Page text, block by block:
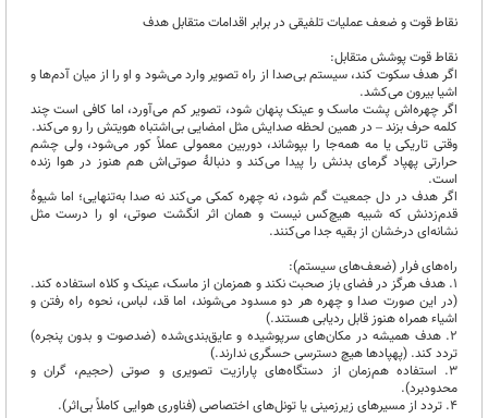
نقاط قوت و ضعف عملیات تلفیقی در برابر اقدامات متقابل هدف
نقاط قوت پوشش متقابل:
اگر هدف سکوت کند، سیستم بی‌صدا از راه تصویر وارد می‌شود و او را از میان آدم‌ها و
اشیا بیرون می‌کشد.
اگر چهره‌اش پشت ماسک و عینک پنهان شود، تصویر کم می‌آورد، اما کافی است چند
کلمه حرف بزند – در همین لحظه صدایش مثل امضایی بی‌اشتباه هویتش را رو می‌کند.
وقتی تاریکی یا مه همه‌جا را بپوشاند، دوربین معمولی عملاً کور می‌شود، ولی چشم
حرارتی پهپاد گرمای بدنش را پیدا می‌کند و دنبالهٔ صوتی‌اش هم هنوز در هوا زنده
است.
اگر هدف در دل جمعیت گم شود، نه چهره کمکی می‌کند نه صدا به‌تنهایی؛ اما شیوهٔ
قدم‌زدنش که شبیه هیچ‌کس نیست و همان اثر انگشت صوتی، او را درست مثل
نشانه‌ای درخشان از بقیه جدا می‌کنند.
راه‌های فرار (ضعف‌های سیستم):
۱. هدف هرگز در فضای باز صحبت نکند و همزمان از ماسک، عینک و کلاه استفاده کند.
(در این صورت صدا و چهره هر دو مسدود می‌شوند، اما قد، لباس، نحوه راه رفتن و
اشیاء همراه هنوز قابل ردیابی هستند.)
۲. هدف همیشه در مکان‌های سرپوشیده و عایق‌بندی‌شده (ضدصوت و بدون پنجره)
تردد کند. (پهپادها هیچ دسترسی حسگری ندارند.)
۳. استفاده هم‌زمان از دستگاه‌های پارازیت تصویری و صوتی (حجیم، گران و
محدودبرد).
۴. تردد از مسیرهای زیرزمینی یا تونل‌های اختصاصی (فناوری هوایی کاملاً بی‌اثر).